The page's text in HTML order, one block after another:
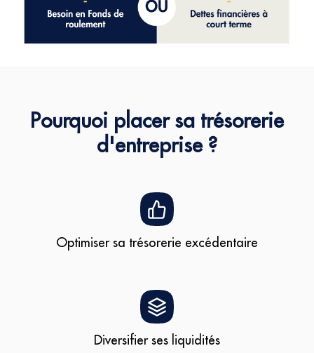
Pourquoi placer sa trésorerie
d'entreprise ?
Optimiser sa trésorerie excédentaire
Diversifier ses liquidités